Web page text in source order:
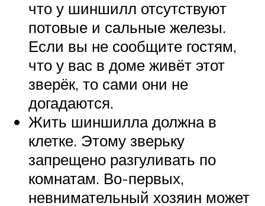
что у шиншилл отсутствуют
потовые и сальные железы.
Если вы не сообщите гостям,
что у вас в доме живёт этот
зверёк, то сами они не
догадаются.
Жить шиншилла должна в
клетке. Этому зверьку
запрещено разгуливать по
комнатам. Во-первых,
невнимательный хозяин может